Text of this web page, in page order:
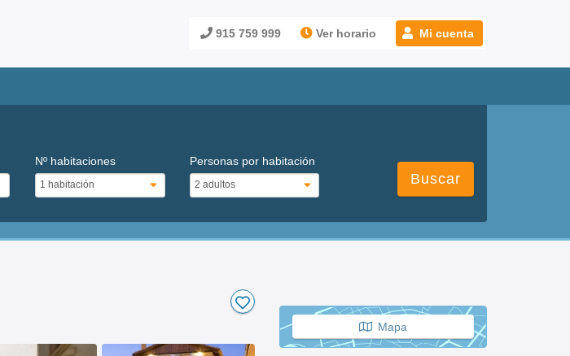
915 759 999 Ver horario Mi cuenta
Nº habitaciones Personas por habitación
Buscar
Mapa